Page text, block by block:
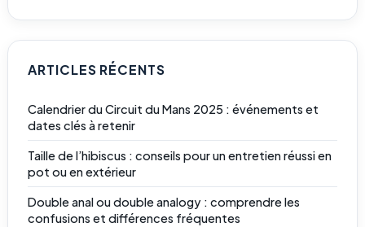
ARTICLES RÉCENTS
Calendrier du Circuit du Mans 2025 : événements et
dates clés à retenir
Taille de l’hibiscus : conseils pour un entretien réussi en
pot ou en extérieur
Double anal ou double analogy : comprendre les
confusions et différences fréquentes